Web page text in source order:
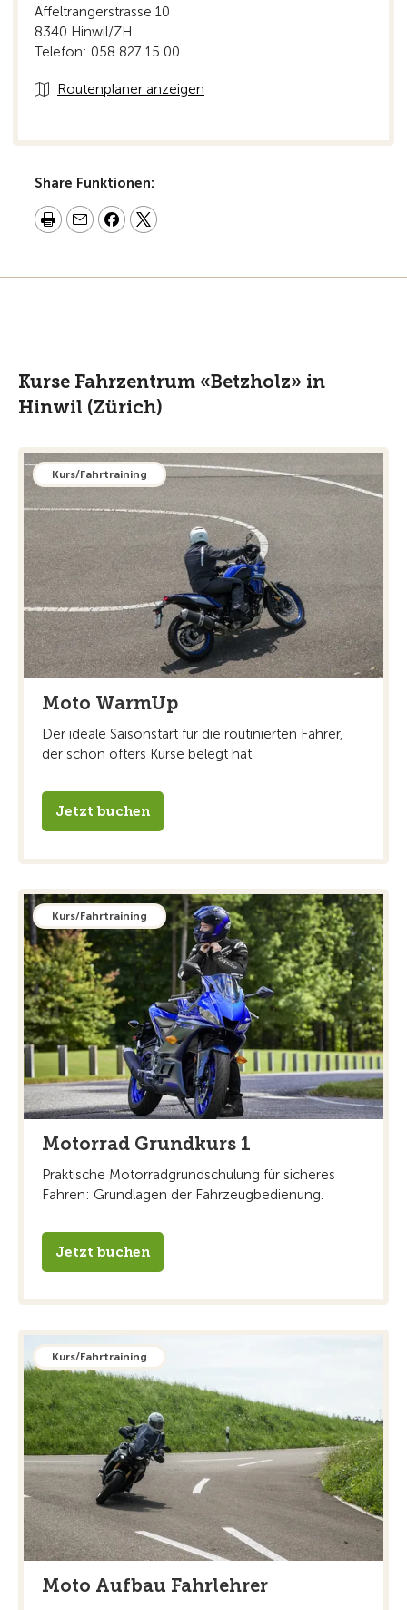
Affeltrangerstrasse 10
8340 Hinwil/ZH
Telefon: 058 827 15 00
Routenplaner anzeigen
Share Funktionen:
Kurse Fahrzentrum «Betzholz» in
Hinwil (Zürich)
Kurs/Fahrtraining
Moto WarmUp
Der ideale Saisonstart für die routinierten Fahrer,
der schon öfters Kurse belegt hat.
Jetzt buchen
Kurs/Fahrtraining
Motorrad Grundkurs 1
Praktische Motorradgrundschulung für sicheres
Fahren: Grundlagen der Fahrzeugbedienung.
Jetzt buchen
Kurs/Fahrtraining
Moto Aufbau Fahrlehrer